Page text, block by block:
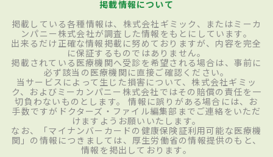
掲載情報について
掲載している各種情報は、株式会社ギミック、またはミーカ
ンパニー株式会社が調査した情報をもとにしています。
出来るだけ正確な情報掲載に努めておりますが、内容を完全
に保証するものではありません。
掲載されている医療機関へ受診を希望される場合は、事前に
必ず該当の医療機関に直接ご確認ください。
当サービスによって生じた損害について、株式会社ギミッ
ク、およびミーカンパニー株式会社ではその賠償の責任を一
切負わないものとします。 情報に誤りがある場合には、お
手数ですがドクターズ・ファイル編集部までご連絡をいただ
けますようお願いいたします。
なお、「マイナンバーカードの健康保険証利用可能な医療機
関」の情報につきましては、厚生労働省の情報提供のもと、
情報を掲出しております。